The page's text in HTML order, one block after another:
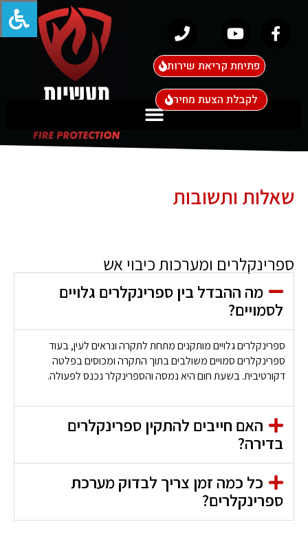
פתיחת קריאת שירות
לקבלת הצעת מחיר
שאלות ותשובות
ספרינקלרים ומערכות כיבוי אש
מה ההבדל בין ספרינקלרים גלויים
לסמויים?
ספרינקלרים גלויים מותקנים מתחת לתקרה ונראים לעין, בעוד
ספרינקלרים סמויים משולבים בתוך התקרה ומכוסים בפלטה
דקורטיבית. בשעת חום היא נמסה והספרינקלר נכנס לפעולה.
האם חייבים להתקין ספרינקלרים
בדירה?
כל כמה זמן צריך לבדוק מערכת
ספרינקלרים?